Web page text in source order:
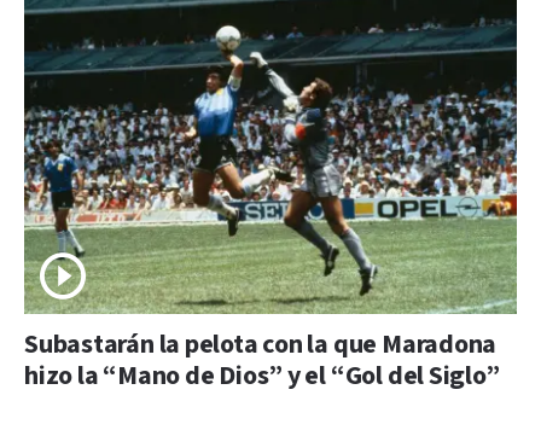
Subastarán la pelota con la que Maradona
hizo la “Mano de Dios” y el “Gol del Siglo”